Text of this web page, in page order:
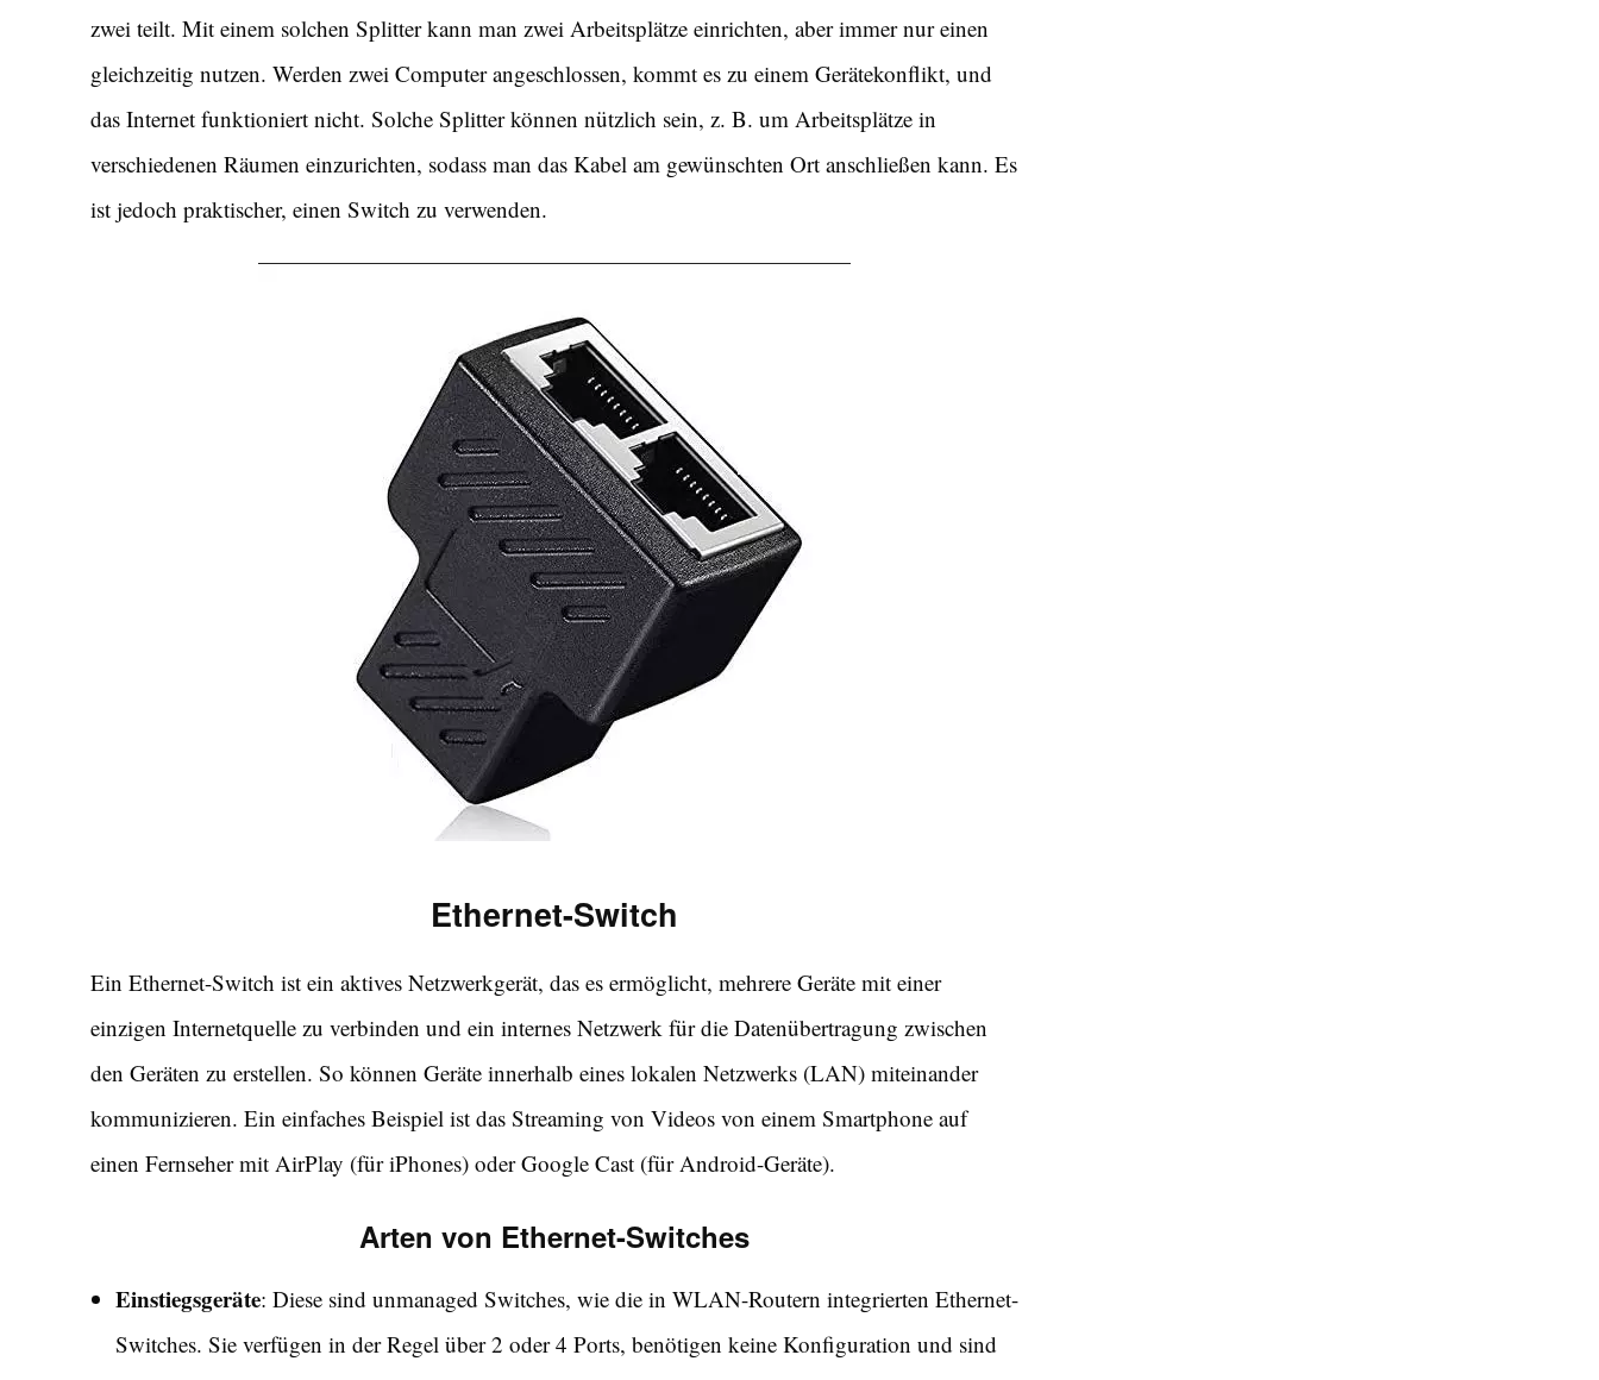
zwei teilt. Mit einem solchen Splitter kann man zwei Arbeitsplätze einrichten, aber immer nur einen
gleichzeitig nutzen. Werden zwei Computer angeschlossen, kommt es zu einem Gerätekonflikt, und
das Internet funktioniert nicht. Solche Splitter können nützlich sein, z. B. um Arbeitsplätze in
verschiedenen Räumen einzurichten, sodass man das Kabel am gewünschten Ort anschließen kann. Es
ist jedoch praktischer, einen Switch zu verwenden.
Ethernet-Switch
Ein Ethernet-Switch ist ein aktives Netzwerkgerät, das es ermöglicht, mehrere Geräte mit einer
einzigen Internetquelle zu verbinden und ein internes Netzwerk für die Datenübertragung zwischen
den Geräten zu erstellen. So können Geräte innerhalb eines lokalen Netzwerks (LAN) miteinander
kommunizieren. Ein einfaches Beispiel ist das Streaming von Videos von einem Smartphone auf
einen Fernseher mit AirPlay (für iPhones) oder Google Cast (für Android-Geräte).
Arten von Ethernet-Switches
Einstiegsgeräte: Diese sind unmanaged Switches, wie die in WLAN-Routern integrierten Ethernet-
Switches. Sie verfügen in der Regel über 2 oder 4 Ports, benötigen keine Konfiguration und sind